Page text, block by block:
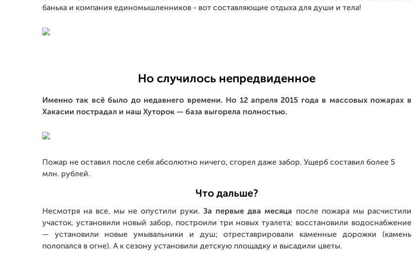
банька и компания единомышленников - вот составляющие отдыха для души и тела!
Но случилось непредвиденное
Именно так всё было до недавнего времени. Но 12 апреля 2015 года в массовых пожарах в
Хакасии пострадал и наш Хуторок — база выгорела полностью.
Пожар не оставил после себя абсолютно ничего, сгорел даже забор. Ущерб составил более 5
млн. рублей.
Что дальше?
Несмотря на все, мы не опустили руки. За первые два месяца после пожара мы расчистили
участок, установили новый забор, построили три новых туалета; восстановили водоснабжение
— установили новые умывальники и душ; отреставрировали каменные дорожки (камень
полопался в огне). А к сезону установили детскую площадку и высадили цветы.